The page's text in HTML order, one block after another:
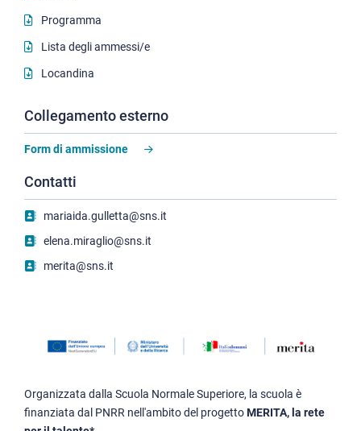
Programma
Lista degli ammessi/e
Locandina
Collegamento esterno
Form di ammissione
Contatti
mariaida.gulletta@sns.it
elena.miraglio@sns.it
merita@sns.it
Organizzata dalla Scuola Normale Superiore, la scuola è
finanziata dal PNRR nell'ambito del progettoMERITA, la rete